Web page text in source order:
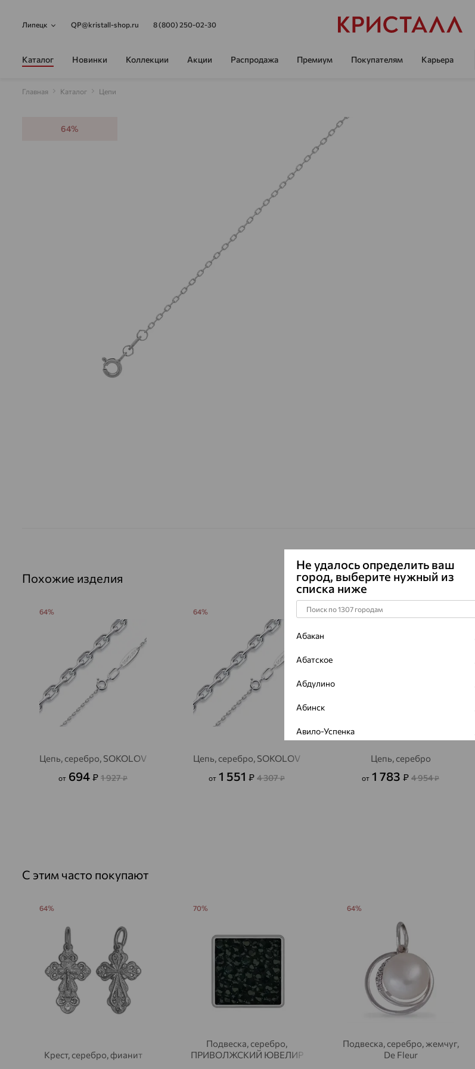
Липецк QP@kristall-shop.ru 8 (800) 250-02-30
Каталог Новинки Коллекции Акции Распродажа Премиум Покупателям Карьера
Главная Каталог Цепи
64%
Похожие изделия
Цепь, серебро, SOKOLOV
от 694 ₽ 1 927₽
64%
Цепь, серебро, SOKOLOV
от 1 551 ₽ 4 307₽
64%
Цепь, серебро
от 1 783 ₽ 4 954₽
64%
С этим часто покупают
Крест, серебро, фианит
64%
Подвеска, серебро,
ПРИВОЛЖСКИЙ ЮВЕЛИР
70%
Подвеска, серебро, жемчуг,
De Fleur
64%
Не удалось определить ваш
город, выберите нужный из
списка ниже
Абакан
Абатское
Абдулино
Абинск
Авило-Успенка
Авсюнино
Актюбинский, Азнакаевский район